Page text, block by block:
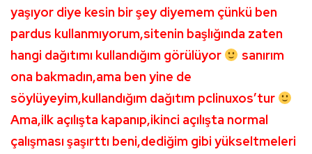
yaşıyor diye kesin bir şey diyemem çünkü ben
pardus kullanmıyorum,sitenin başlığında zaten
hangi dağıtımı kullandığım görülüyor
sanırım
ona bakmadın,ama ben yine de
söylüyeyim,kullandığım dağıtım pclinuxos’tur
Ama,ilk açılışta kapanıp,ikinci açılışta normal
çalışması şaşırttı beni,dediğim gibi yükseltmeleri